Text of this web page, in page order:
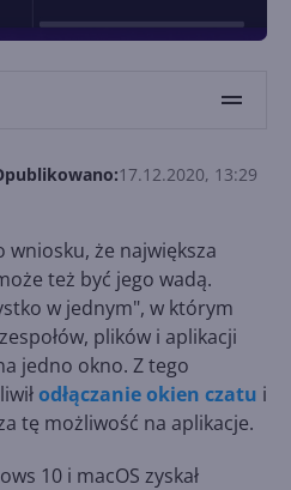
17.12.2020, 13:29
że największa
też być jego wadą.
w jednym", w którym
plików i aplikacji
jedno okno. Z tego
odłączanie okien czatu i
tę możliwość na aplikacje.
10 i macOS zyskał